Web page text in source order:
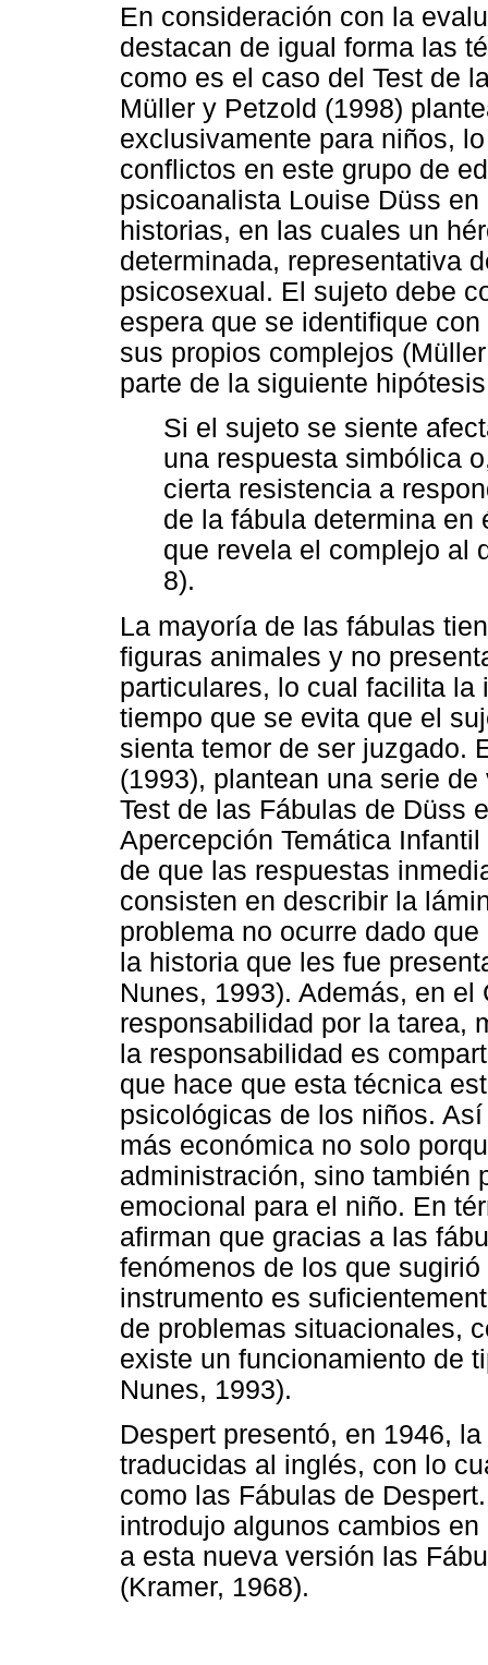
En consideración con la
destacan de igual forma las
como es el caso del Test de
Müller y Petzold (1998)
exclusivamente para niños,
conflictos en este grupo de
psicoanalista Louise Düss
historias, en las cuales un
determinada, representativa
psicosexual. El sujeto debe
espera que se identifique
sus propios complejos
parte de la siguiente
Si el sujeto se siente
una respuesta simbólica
cierta resistencia a
de la fábula determina
que revela el complejo al
8).
La mayoría de las fábulas
figuras animales y no
particulares, lo cual facilita
tiempo que se evita que el
sienta temor de ser juzgado.
(1993), plantean una serie
Test de las Fábulas de Düss
Apercepción Temática
de que las respuestas
consisten en describir la
problema no ocurre dado
la historia que les fue
Nunes, 1993). Además, en
responsabilidad por la tarea,
la responsabilidad es
que hace que esta técnica
psicológicas de los niños.
más económica no solo
administración, sino también
emocional para el niño. En
afirman que gracias a las
fenómenos de los que
instrumento es
de problemas situacionales,
existe un funcionamiento de
Nunes, 1993).
Despert presentó, en 1946,
traducidas al inglés, con lo
como las Fábulas de
introdujo algunos cambios
a esta nueva versión las
(Kramer, 1968).